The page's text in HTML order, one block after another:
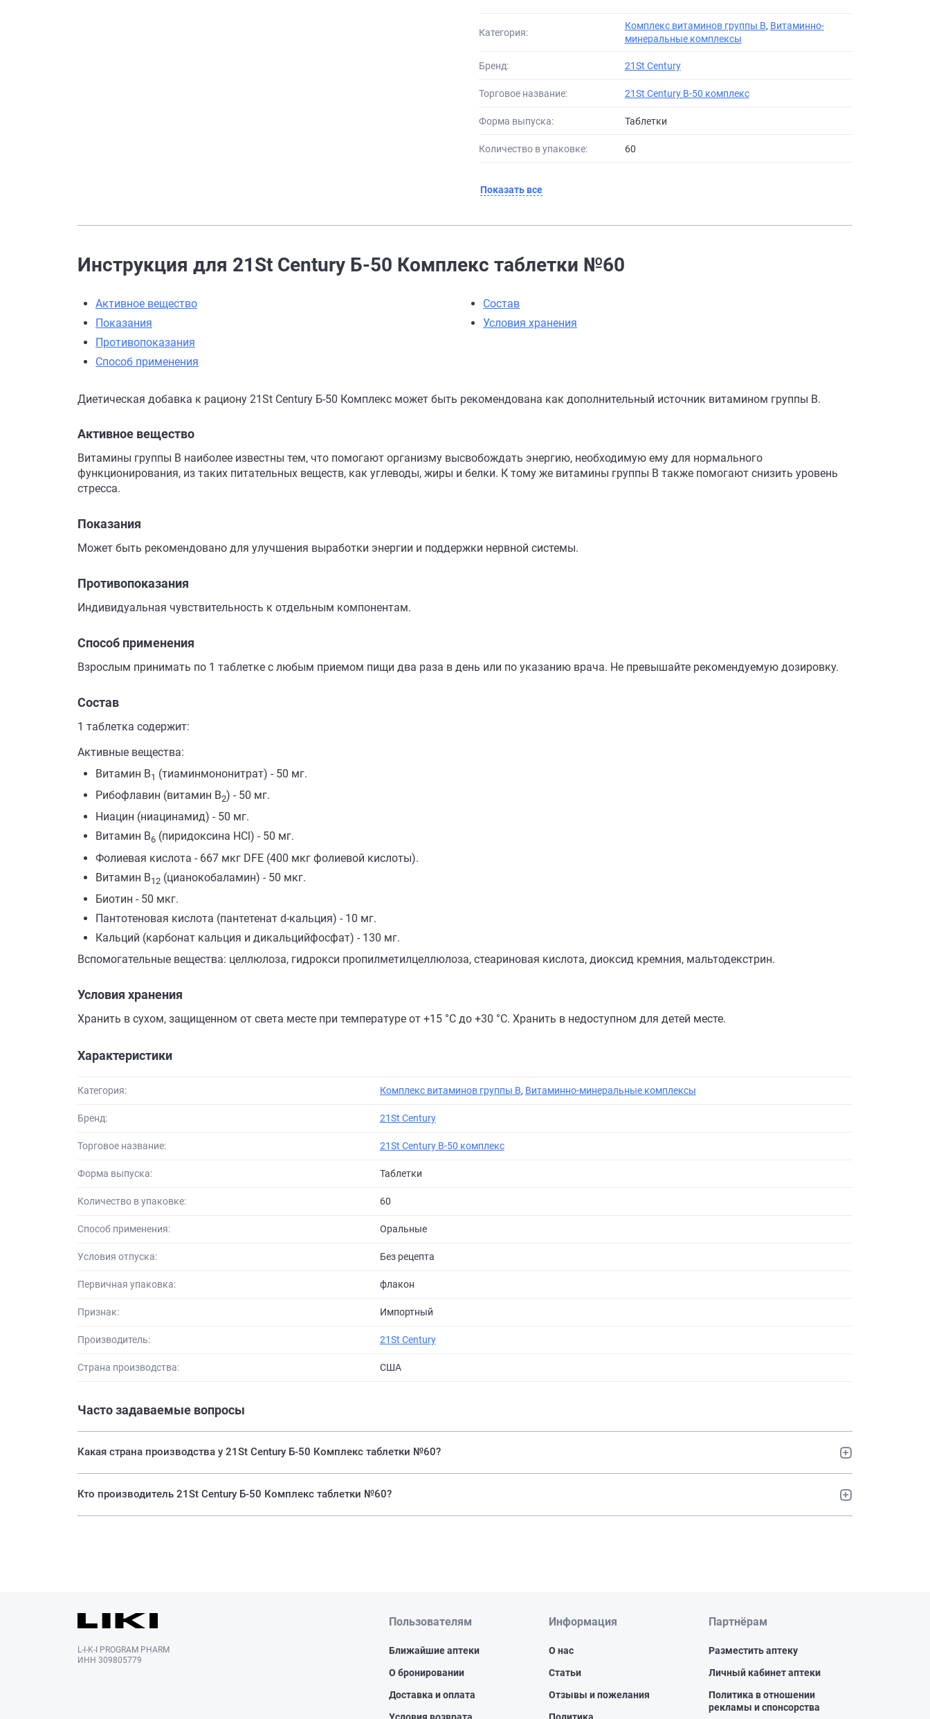
Категория:
Комплекс витаминов группы B, Витаминно-
минеральные комплексы
Бренд: 21St Century
Торговое название: 21St Century B-50 комплекс
Форма выпуска: Таблетки
Количество в упаковке: 60
Показать все
Инструкция для 21St Century Б-50 Комплекс таблетки №60
Активное вещество
Показания
Противопоказания
Способ применения
Состав
Условия хранения
Диетическая добавка к рациону 21St Century Б-50 Комплекс может быть рекомендована как дополнительный источник витамином группы B.
Активное вещество
Витамины группы В наиболее известны тем, что помогают организму высвобождать энергию, необходимую ему для нормального
функционирования, из таких питательных веществ, как углеводы, жиры и белки. К тому же витамины группы В также помогают снизить уровень
стресса.
Показания
Может быть рекомендовано для улучшения выработки энергии и поддержки нервной системы.
Противопоказания
Индивидуальная чувствительность к отдельным компонентам.
Способ применения
Взрослым принимать по 1 таблетке с любым приемом пищи два раза в день или по указанию врача. Не превышайте рекомендуемую дозировку.
Состав
1 таблетка содержит:
Активные вещества:
Витамин B1 (тиаминмононитрат) - 50 мг.
Рибофлавин (витамин В2) - 50 мг.
Ниацин (ниацинамид) - 50 мг.
Витамин B6 (пиридоксина HCl) - 50 мг.
Фолиевая кислота - 667 мкг DFE (400 мкг фолиевой кислоты).
Витамин B12 (цианокобаламин) - 50 мкг.
Биотин - 50 мкг.
Пантотеновая кислота (пантетенат d-кальция) - 10 мг.
Кальций (карбонат кальция и дикальцийфосфат) - 130 мг.
Вспомогательные вещества: целлюлоза, гидрокси пропилметилцеллюлоза, стеариновая кислота, диоксид кремния, мальтодекстрин.
Условия хранения
Хранить в сухом, защищенном от света месте при температуре от +15 °C до +30 °C. Хранить в недоступном для детей месте.
Характеристики
Категория: Комплекс витаминов группы B, Витаминно-минеральные комплексы
Бренд: 21St Century
Торговое название: 21St Century B-50 комплекс
Форма выпуска: Таблетки
Количество в упаковке: 60
Способ применения: Оральные
Условия отпуска: Без рецепта
Первичная упаковка: флакон
Признак: Импортный
Производитель: 21St Century
Страна производства: США
Часто задаваемые вопросы
Какая страна производства у 21St Century Б-50 Комплекс таблетки №60?
Кто производитель 21St Century Б-50 Комплекс таблетки №60?
L-I-K-I PROGRAM PHARM
ИНН 309805779
Пользователям
Ближайшие аптеки
О бронировании
Доставка и оплата
Информация
О нас
Статьи
Отзывы и пожелания
Партнёрам
Разместить аптеку
Личный кабинет аптеки
Политика в отношении
рекламы и спонсорства